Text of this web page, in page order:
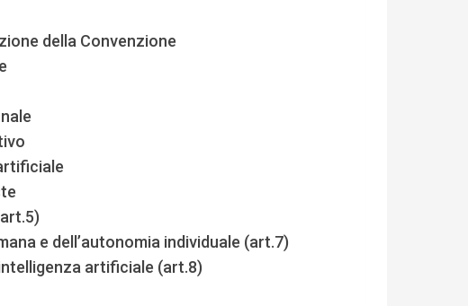
della Convenzione
e dell’autonomia individuale (art.7)
artificiale (art.8)